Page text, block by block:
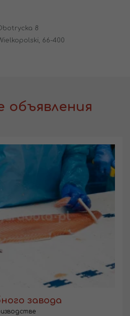
8
66-400
объявления
завода